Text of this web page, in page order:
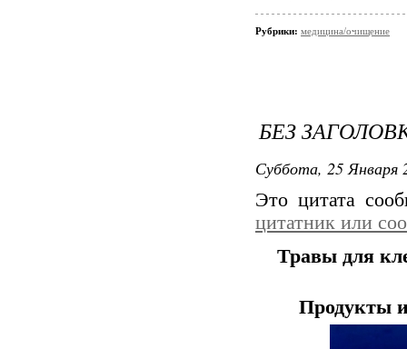
Рубрики: медицина/очищение
БЕЗ
Суббота, 25 Января
Это цитата
цитатник или
Травы для
Продукты